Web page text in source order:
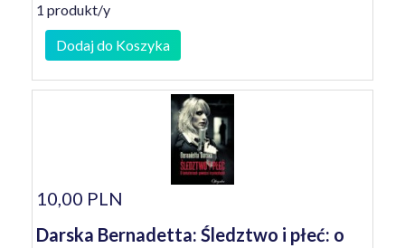
1 produkt/y
Dodaj do Koszyka
10,00 PLN
Darska Bernadetta: Śledztwo i płeć: o